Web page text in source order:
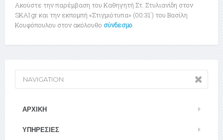
Ακούστε την παρέμβαση του Καθηγητή Στ. Στυλιανίδη στον
SKAI.gr και την εκπομπή «Στιγμιότυπα» (00:31΄) του Βασίλη
Κουφόπουλου στον ακόλουθο σύνδεσμο.
NAVIGATION
ΑΡΧΙΚΉ
ΥΠΗΡΕΣΊΕΣ